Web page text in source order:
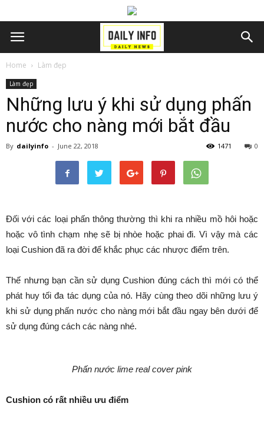
Home Làm đẹp
Làm đẹp
Những lưu ý khi sử dụng phấn
nước cho nàng mới bắt đầu
By dailyinfo - June 22, 2018 0
1471
Đối với các loại phấn thông thường thì khi ra nhiều mồ hôi hoặc
hoặc vô tình chạm nhẹ sẽ bị nhòe hoặc phai đi. Vì vậy mà các
loại Cushion đã ra đời để khắc phục các nhược điểm trên.
Thế nhưng bạn cần sử dụng Cushion đúng cách thì mới có thể
phát huy tối đa tác dụng của nó. Hãy cùng theo dõi những lưu ý
khi sử dụng phấn nước cho nàng mới bắt đầu ngay bên dưới để
sử dụng đúng cách các nàng nhé.
Phấn nước lime real cover pink
Cushion có rất nhiều ưu điểm